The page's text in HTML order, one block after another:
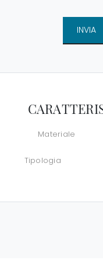
INVIA
Materiale
Tipologia